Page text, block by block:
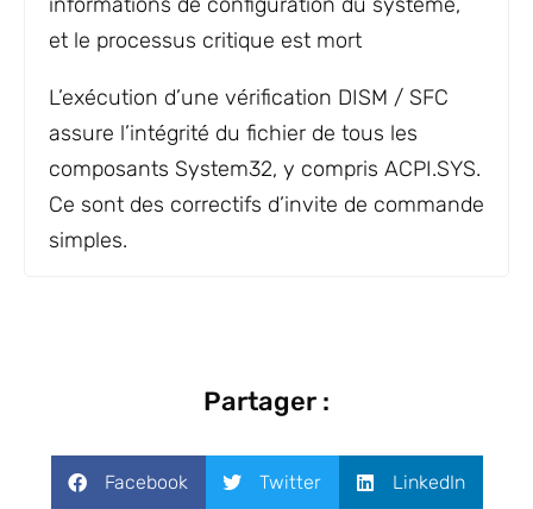
et le processus critique est mort
L’exécution d’une vérification DISM / SFC
assure l’intégrité du fichier de tous les
composants System32, y compris ACPI.SYS.
Ce sont des correctifs d’invite de commande
simples.
Partager :
Facebook Twitter LinkedIn